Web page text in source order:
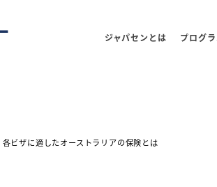
ジャパセンとは プログ
各ビザに適したオーストラリアの保険とは